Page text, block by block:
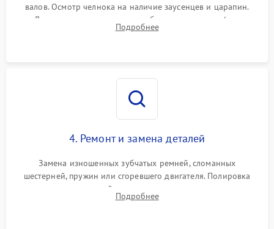
валов. Осмотр челнока на наличие заусенцев и царапин.
Диагностика электромотора, блока управления (для
компьютерных машин), нитевдевателя и механизма
Подробнее
4. Ремонт и замена деталей
Замена изношенных зубчатых ремней, сломанных
шестерней, пружин или сгоревшего двигателя. Полировка
челночного устройства для устранения заусенцев.
Восстановление контактов в педали и пайка элементов на
Подробнее